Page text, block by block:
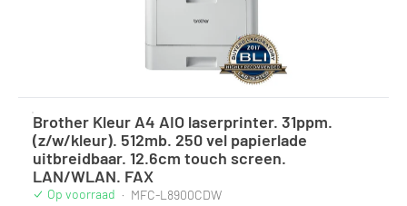
Brother Kleur A4 AIO laserprinter. 31ppm.
(z/w/kleur). 512mb. 250 vel papierlade
uitbreidbaar. 12.6cm touch screen.
LAN/WLAN. FAX
Op voorraad · MFC-L8900CDW